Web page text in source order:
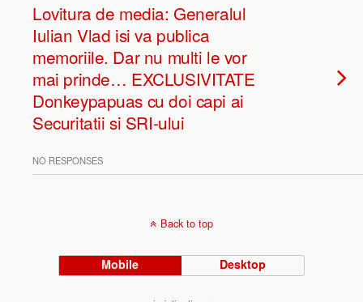
Lovitura de media: Generalul
Iulian Vlad isi va publica
memoriile. Dar nu multi le vor
mai prinde… EXCLUSIVITATE
Donkeypapuas cu doi capi ai
Securitatii si SRI-ului
NO RESPONSES
Back to top
Mobile Desktop